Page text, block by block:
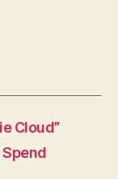
Cloud”